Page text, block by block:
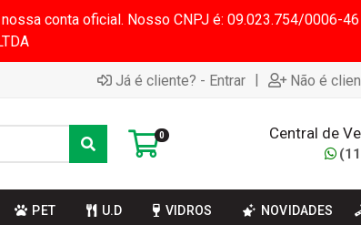
conta oficial. Nosso CNPJ é: 09.023.754/0006-
Já é cliente? - Entrar | Não é
0 Central de
PET U.D VIDROS NOVIDADES